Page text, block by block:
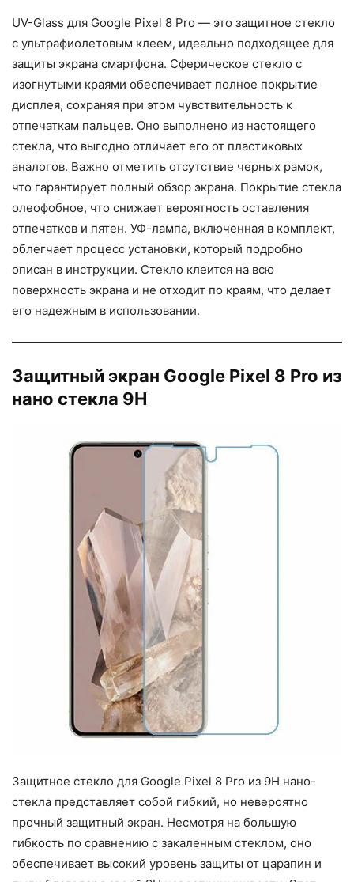
UV-Glass для Google Pixel 8 Pro — это защитное стекло
с ультрафиолетовым клеем, идеально подходящее для
защиты экрана смартфона. Сферическое стекло с
изогнутыми краями обеспечивает полное покрытие
дисплея, сохраняя при этом чувствительность к
отпечаткам пальцев. Оно выполнено из настоящего
стекла, что выгодно отличает его от пластиковых
аналогов. Важно отметить отсутствие черных рамок,
что гарантирует полный обзор экрана. Покрытие стекла
олеофобное, что снижает вероятность оставления
отпечатков и пятен. УФ-лампа, включенная в комплект,
облегчает процесс установки, который подробно
описан в инструкции. Стекло клеится на всю
поверхность экрана и не отходит по краям, что делает
его надежным в использовании.
Защитный экран Google Pixel 8 Pro из
нано стекла 9H
Защитное стекло для Google Pixel 8 Pro из 9H нано-
стекла представляет собой гибкий, но невероятно
прочный защитный экран. Несмотря на большую
гибкость по сравнению с закаленным стеклом, оно
обеспечивает высокий уровень защиты от царапин и